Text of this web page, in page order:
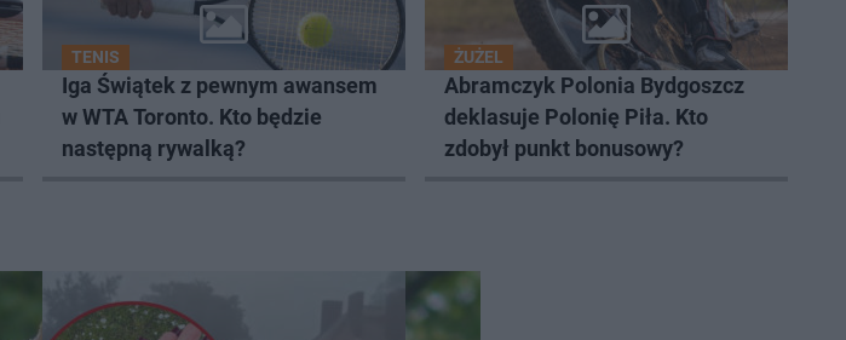
TENIS
Iga Świątek z pewnym awansem
w WTA Toronto. Kto będzie
następną rywalką?
ŻUŻEL
Abramczyk Polonia Bydgoszcz
deklasuje Polonię Piła. Kto
zdobył punkt bonusowy?